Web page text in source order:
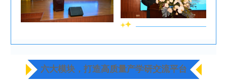
六大模块，打造高质量产学研交流平台